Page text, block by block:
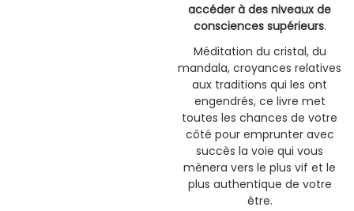
accéder à des niveaux de
consciences supérieurs.
Méditation du cristal, du
mandala, croyances relatives
aux traditions qui les ont
engendrés, ce livre met
toutes les chances de votre
côté pour emprunter avec
succès la voie qui vous
mènera vers le plus vif et le
plus authentique de votre
être.